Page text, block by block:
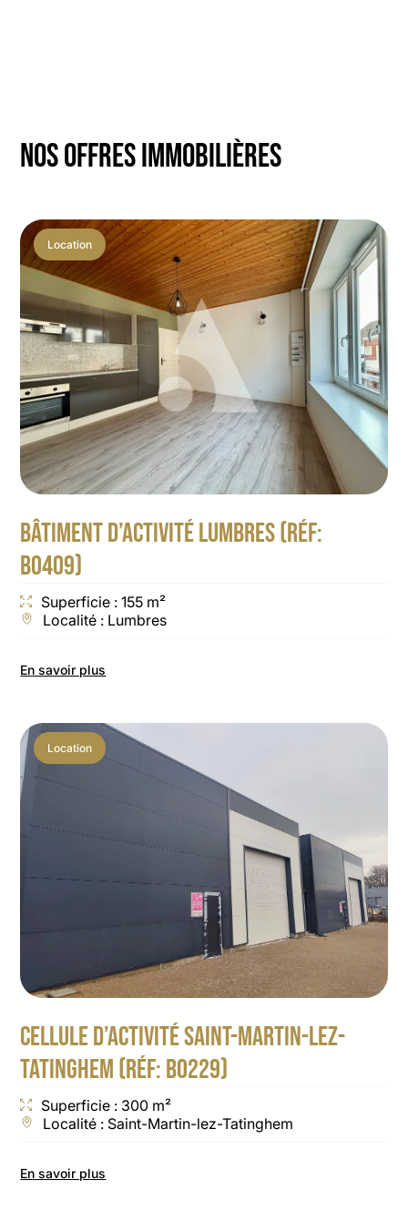
NOS OFFRES IMMOBILIÈRES
Location
BÂTIMENT D’ACTIVITÉ LUMBRES (RÉF:
B0409)
Superficie : 155 m²
Localité : Lumbres
En savoir plus
Location
CELLULE D’ACTIVITÉ SAINT-MARTIN-LEZ-
TATINGHEM (RÉF: B0229)
Superficie : 300 m²
Localité : Saint-Martin-lez-Tatinghem
En savoir plus